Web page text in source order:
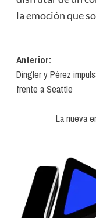
la emoción que
Navegación
de
entradas
Anterior:
Dingler y Pérez
frente a Seattle
La nueva